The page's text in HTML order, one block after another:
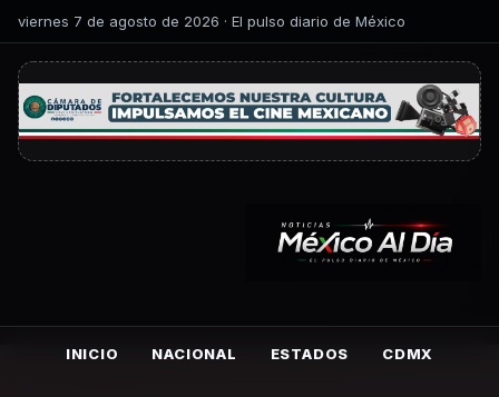
viernes 7 de agosto de 2026 · El pulso diario de México
INICIO NACIONAL ESTADOS CDMX